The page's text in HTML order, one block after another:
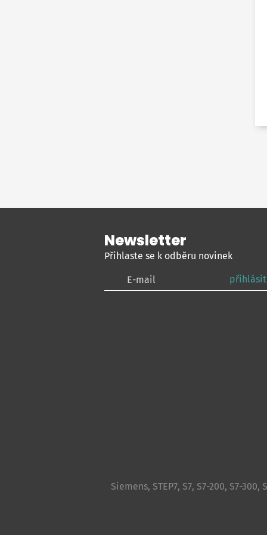
Newsletter
Přihlaste se k odběru novinek
přihlásit
Siemens, STEP7, S7, S7-200, S7-